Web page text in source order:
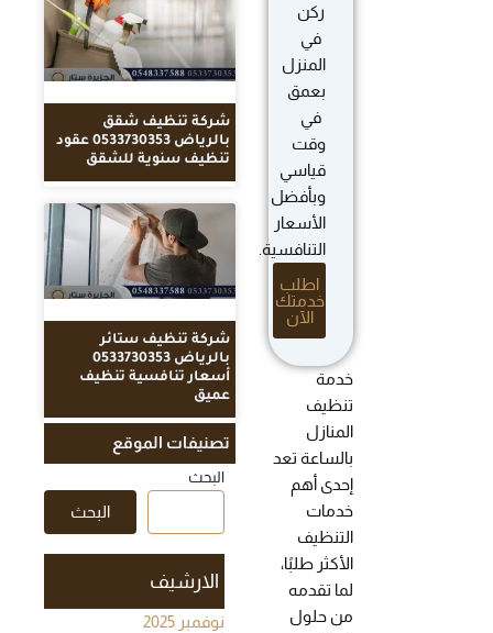
ركن
في
المنزل
بعمق
في
وقت
قياسي
وبأفضل
الأسعار
التنافسية.
اطلب
خدمتك
الآن
خدمة
تنظيف
المنازل
بالساعة تعد
إحدى أهم
خدمات
التنظيف
الأكثر طلبًا،
لما تقدمه
من حلول
شركة تنظيف شقق
بالرياض 0533730353 عقود
تنظيف سنوية للشقق
شركة تنظيف ستائر
بالرياض 0533730353
أسعار تنافسية تنظيف
عميق
تصنيفات الموقع
البحث
البحث
الارشيف
نوفمبر 2025